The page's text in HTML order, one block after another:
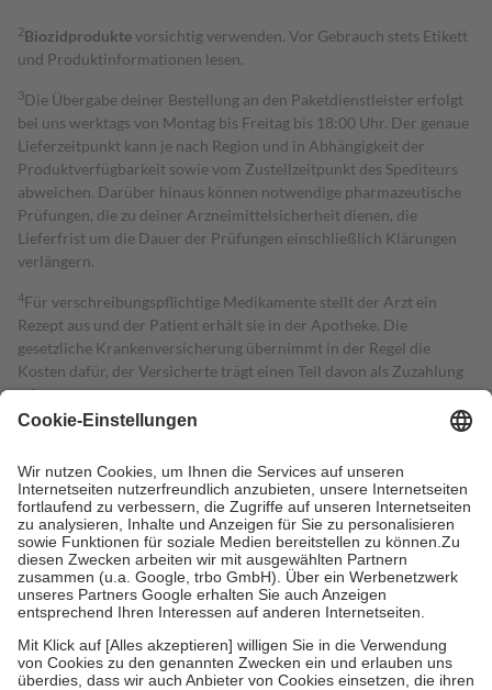
2Biozidproduktevorsichtig verwenden. Vor Gebrauch stets Etikett
und Produktinformationen lesen.
3Die Übergabe deiner Bestellung an den Paketdienstleister erfolgt
bei uns werktags von Montag bis Freitag bis 18:00 Uhr. Der genaue
Lieferzeitpunkt kann je nach Region und in Abhängigkeit der
Produktverfügbarkeit sowie vom Zustellzeitpunkt des Spediteurs
abweichen. Darüber hinaus können notwendige pharmazeutische
Prüfungen, die zu deiner Arzneimittelsicherheit dienen, die
Lieferfrist um die Dauer der Prüfungen einschließlich Klärungen
verlängern.
4Für verschreibungspflichtige Medikamente stellt der Arzt ein
Rezept aus und der Patient erhält sie in der Apotheke. Die
gesetzliche Krankenversicherung übernimmt in der Regel die
Kosten dafür, der Versicherte trägt einen Teil davon als Zuzahlung
mit.
Grundsätzlich leisten Mitglieder Zuzahlungen in Höhe von zehn
höchstens zehn Euro.
Es sind jedoch nie mehr als die tatsächlichen
Kosten der Leistung zu entrichten.
Diese Regeln gelten grundsätzlich auch für Online-Apotheken.
Bei Heilmitteln und häuslicher Krankenpflege beträgt die
Zuzahlung zehn Prozent der Kosten sowie zehn Euro je
Verordnung.
Um das Engagement der Versicherten für ihre eigene Gesundheit zu
stärken und die besondere Stellung der Familie zu unterstützen,
fallenkeine Zuzahlungenan bei:
• Kindern und Jugendlichen bis zum vollendeten 18. Lebensjahr